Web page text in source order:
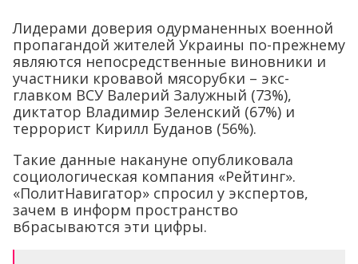
Лидерами доверия одурманенных военной
пропагандой жителей Украины по-прежнему
являются непосредственные виновники и
участники кровавой мясорубки – экс-
главком ВСУ Валерий Залужный (73%),
диктатор Владимир Зеленский (67%) и
террорист Кирилл Буданов (56%).
Такие данные накануне опубликовала
социологическая компания «Рейтинг».
«ПолитНавигатор» спросил у экспертов,
зачем в информ пространство
вбрасываются эти цифры.